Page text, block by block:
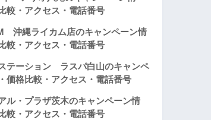
較・アクセス・電話番号
沖縄ライカム店のキャンペーン情
較・アクセス・電話番号
テーション ラスパ白山のキャンペ
価格比較・アクセス・電話番号
・プラザ茨木のキャンペーン情
較・アクセス・電話番号